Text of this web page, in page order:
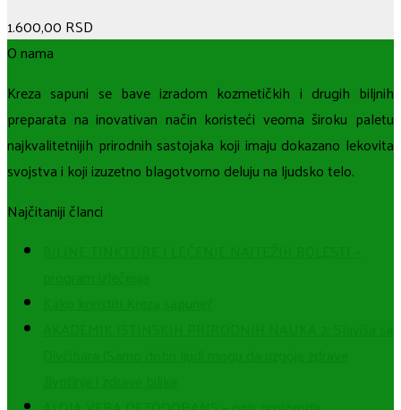
1.600,00 RSD
O nama
Kreza sapuni se bave izradom kozmetičkih i drugih biljnih
preparata na inovativan način koristeći veoma široku paletu
najkvalitetnijih prirodnih sastojaka koji imaju dokazano lekovita
svojstva i koji izuzetno blagotvorno deluju na ljudsko telo.
Najčitaniji članci